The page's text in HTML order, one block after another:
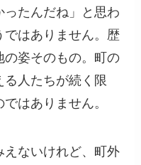
ったんだね」と思わ
ではありません。歴
の姿そのもの。町の
人たちが続く限
はありません。
えないけれど、町外